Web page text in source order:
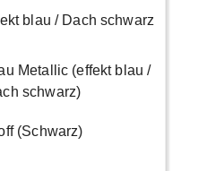
blau / Dach schwarz
Metallic (effekt blau /
schwarz)
(Schwarz)